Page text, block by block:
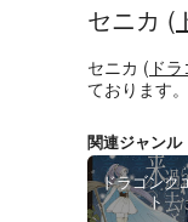
セニカ (
セニカ ( ド
ております。
関連ジャンル
ドラゴンク
ト